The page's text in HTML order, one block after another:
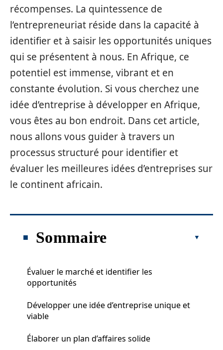
récompenses. La quintessence de
l’entrepreneuriat réside dans la capacité à
identifier et à saisir les opportunités uniques
qui se présentent à nous. En Afrique, ce
potentiel est immense, vibrant et en
constante évolution. Si vous cherchez une
idée d’entreprise à développer en Afrique,
vous êtes au bon endroit. Dans cet article,
nous allons vous guider à travers un
processus structuré pour identifier et
évaluer les meilleures idées d’entreprises sur
le continent africain.
Sommaire
Évaluer le marché et identifier les
opportunités
Développer une idée d’entreprise unique et
viable
Élaborer un plan d’affaires solide